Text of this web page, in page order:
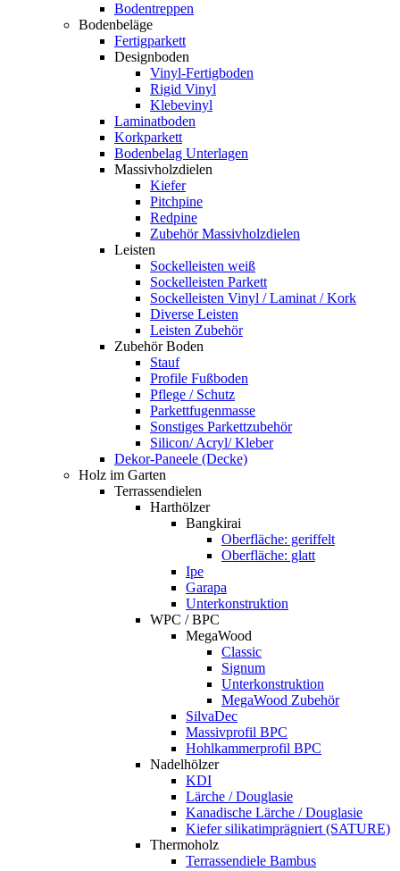
Bodentreppen
Bodenbeläge
Fertigparkett
Designboden
Vinyl-Fertigboden
Rigid Vinyl
Klebevinyl
Laminatboden
Korkparkett
Bodenbelag Unterlagen
Massivholzdielen
Kiefer
Pitchpine
Redpine
Zubehör Massivholzdielen
Leisten
Sockelleisten weiß
Sockelleisten Parkett
Sockelleisten Vinyl / Laminat / Kork
Diverse Leisten
Leisten Zubehör
Zubehör Boden
Stauf
Profile Fußboden
Pflege / Schutz
Parkettfugenmasse
Sonstiges Parkettzubehör
Silicon/ Acryl/ Kleber
Dekor-Paneele (Decke)
Holz im Garten
Terrassendielen
Harthölzer
Bangkirai
Oberfläche: geriffelt
Oberfläche: glatt
Ipe
Garapa
Unterkonstruktion
WPC / BPC
MegaWood
Classic
Signum
Unterkonstruktion
MegaWood Zubehör
SilvaDec
Massivprofil BPC
Hohlkammerprofil BPC
Nadelhölzer
KDI
Lärche / Douglasie
Kanadische Lärche / Douglasie
Kiefer silikatimprägniert (SATURE)
Thermoholz
Terrassendiele Bambus